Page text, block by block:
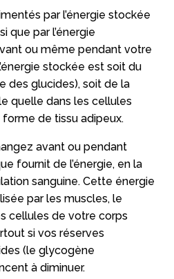
par l’énergie stockée
que par l’énergie
ou même pendant votre
stockée est soit du
des glucides), soit de la
quelle dans les cellules
de tissu adipeux.
avant ou pendant
fournit de l’énergie, en la
sanguine. Cette énergie
par les muscles, le
cellules de votre corps
si vos réserves
(le glycogène
à diminuer.